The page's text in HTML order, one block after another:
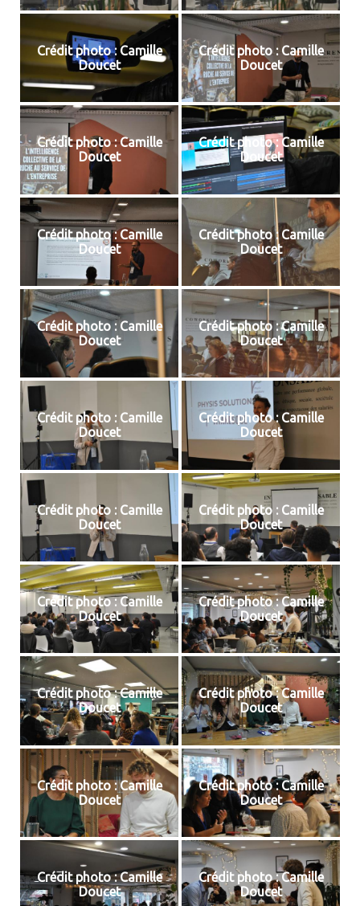
Crédit photo : Camille
Doucet
Crédit photo : Camille
Doucet
Crédit photo : Camille
Doucet
Crédit photo : Camille
Doucet
Crédit photo : Camille
Doucet
Crédit photo : Camille
Doucet
Crédit photo : Camille
Doucet
Crédit photo : Camille
Doucet
Crédit photo : Camille
Doucet
Crédit photo : Camille
Doucet
Crédit photo : Camille
Doucet
Crédit photo : Camille
Doucet
Crédit photo : Camille
Doucet
Crédit photo : Camille
Doucet
Crédit photo : Camille
Doucet
Crédit photo : Camille
Doucet
Crédit photo : Camille
Doucet
Crédit photo : Camille
Doucet
Crédit photo : Camille
Doucet
Crédit photo : Camille
Doucet